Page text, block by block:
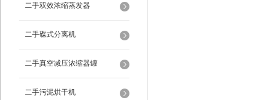
二手双效浓缩蒸发器
二手碟式分离机
二手真空减压浓缩器罐
二手污泥烘干机